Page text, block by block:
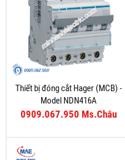
Thiết bị đóng cắt Hager (MCB) -
Model NDN416A
0909.067.950 Ms.Châu